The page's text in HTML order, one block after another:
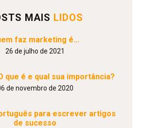
MAIS LIDOS
faz marketing é…
26 de julho de 2021
que é e qual sua importância?
de novembro de 2020
para escrever artigos
de sucesso